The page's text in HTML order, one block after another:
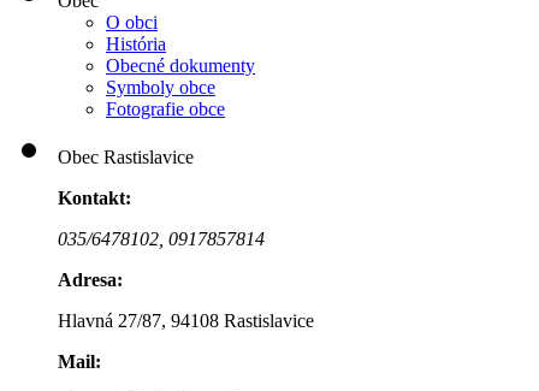
O obci
História
Obecné dokumenty
Symboly obce
Fotografie obce
Obec Rastislavice
Kontakt:
035/6478102, 0917857814
Adresa:
Hlavná 27/87, 94108 Rastislavice
Mail: